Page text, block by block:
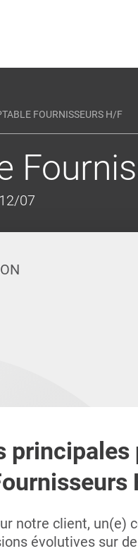
FOURNISSEURS H/F
07
principales
notre client,
évolutives sur